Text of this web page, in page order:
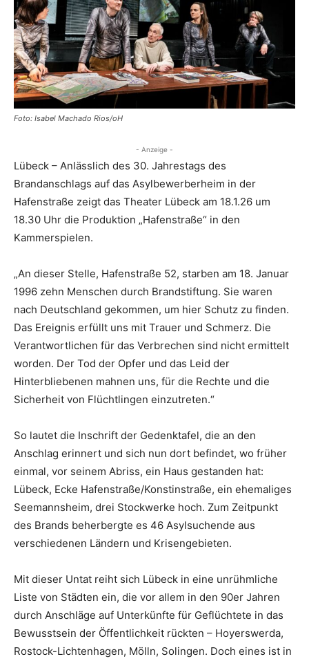
Foto: Isabel Machado Rios/oH
- Anzeige -
Lübeck – Anlässlich des 30. Jahrestags des
Brandanschlags auf das Asylbewerberheim in der
Hafenstraße zeigt das Theater Lübeck am 18.1.26 um
18.30 Uhr die Produktion „Hafenstraße“ in den
Kammerspielen.
„An dieser Stelle, Hafenstraße 52, starben am 18. Januar
1996 zehn Menschen durch Brandstiftung. Sie waren
nach Deutschland gekommen, um hier Schutz zu finden.
Das Ereignis erfüllt uns mit Trauer und Schmerz. Die
Verantwortlichen für das Verbrechen sind nicht ermittelt
worden. Der Tod der Opfer und das Leid der
Hinterbliebenen mahnen uns, für die Rechte und die
Sicherheit von Flüchtlingen einzutreten.“
So lautet die Inschrift der Gedenktafel, die an den
Anschlag erinnert und sich nun dort befindet, wo früher
einmal, vor seinem Abriss, ein Haus gestanden hat:
Lübeck, Ecke Hafenstraße/Konstinstraße, ein ehemaliges
Seemannsheim, drei Stockwerke hoch. Zum Zeitpunkt
des Brands beherbergte es 46 Asylsuchende aus
verschiedenen Ländern und Krisengebieten.
Mit dieser Untat reiht sich Lübeck in eine unrühmliche
Liste von Städten ein, die vor allem in den 90er Jahren
durch Anschläge auf Unterkünfte für Geflüchtete in das
Bewusstsein der Öffentlichkeit rückten – Hoyerswerda,
Rostock-Lichtenhagen, Mölln, Solingen. Doch eines ist in